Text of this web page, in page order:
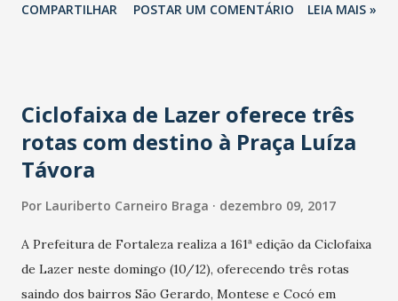
Federal na cúpula na Delegacia de Furtos e Roubos do
ontem:
COMPARTILHAR POSTAR UM COMENTÁRIO LEIA MAIS »
Ciclofaixa de Lazer oferece três
rotas com destino à Praça Luíza
Távora
Por Lauriberto Carneiro Braga dezembro 09, 2017
A Prefeitura de Fortaleza realiza a 161ª edição da Ciclofaixa
de Lazer neste domingo (10/12), oferecendo três rotas
saindo dos bairros São Gerardo, Montese e Cocó em